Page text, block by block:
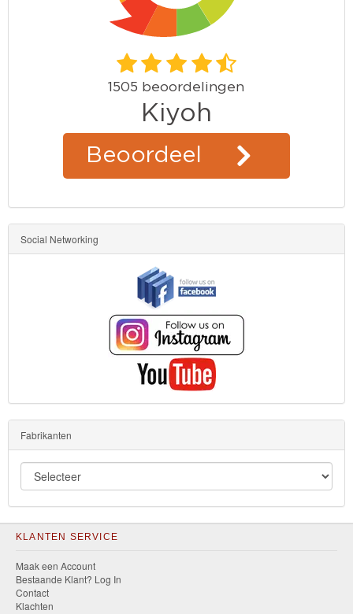
Social Networking
Fabrikanten
KLANTEN SERVICE
Maak een Account
Bestaande Klant? Log In
Contact
Klachten